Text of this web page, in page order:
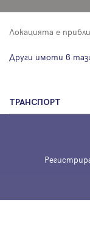
Локацията е
Други имоти в
ТРАНСПОРТ